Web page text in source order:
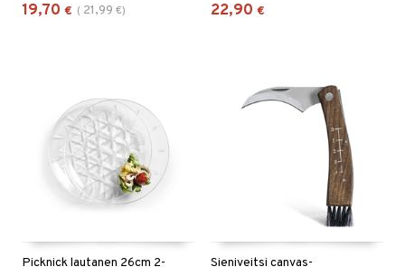
19,70 € ( 21,99 €) 22,90 €
Picknick lautanen 26cm 2-
Sieniveitsi canvas-